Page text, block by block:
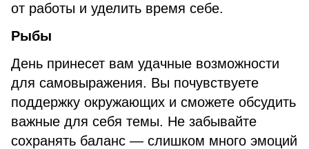
от работы и уделить время себе.
Рыбы
День принесет вам удачные возможности
для самовыражения. Вы почувствуете
поддержку окружающих и сможете обсудить
важные для себя темы. Не забывайте
сохранять баланс — слишком много эмоций